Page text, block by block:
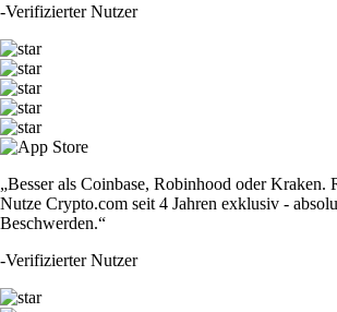
-Verifizierter Nutzer
„Besser als Coinbase, Robinhood oder Kraken.
Nutze Crypto.com seit 4 Jahren exklusiv -
Beschwerden.“
-Verifizierter Nutzer